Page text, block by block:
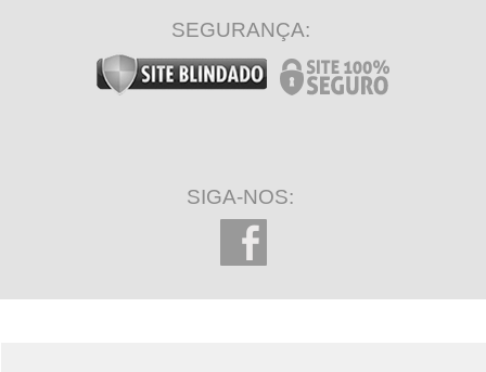
SEGURANÇA:
SIGA-NOS: